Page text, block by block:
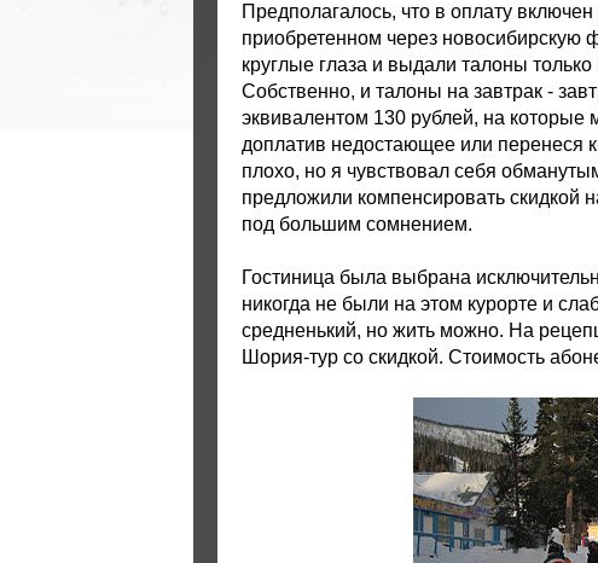
Предполагалось, что в оплату
приобретенном через новосибирскую
круглые глаза и выдали талоны только
Собственно, и талоны на завтрак -
эквивалентом 130 рублей, на
доплатив недостающее или перенеся
плохо, но я чувствовал себя
предложили компенсировать скидкой
под большим сомнением.
Гостиница была выбрана
никогда не были на этом курорте и
средненький, но жить можно. На
Шория-тур со скидкой. Стоимость